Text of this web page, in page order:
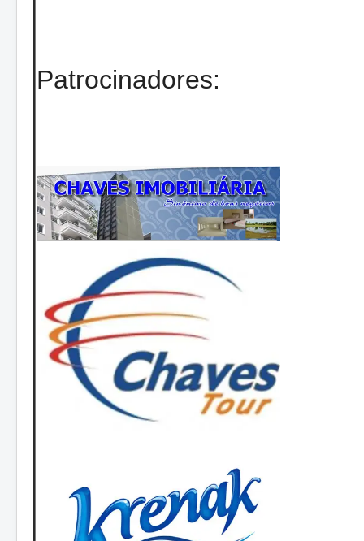
Patrocinadores: